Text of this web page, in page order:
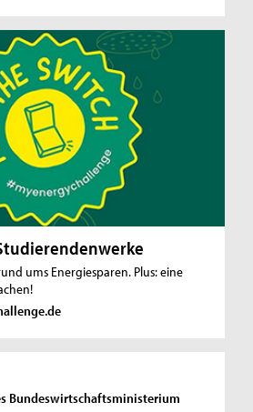
ums Energiesparen. Plus: eine
Bundeswirtschaftsministerium